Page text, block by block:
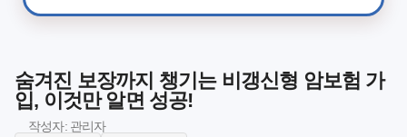
숨겨진 보장까지 챙기는 비갱신형 암보험 가
입, 이것만 알면 성공!
작성자: 관리자